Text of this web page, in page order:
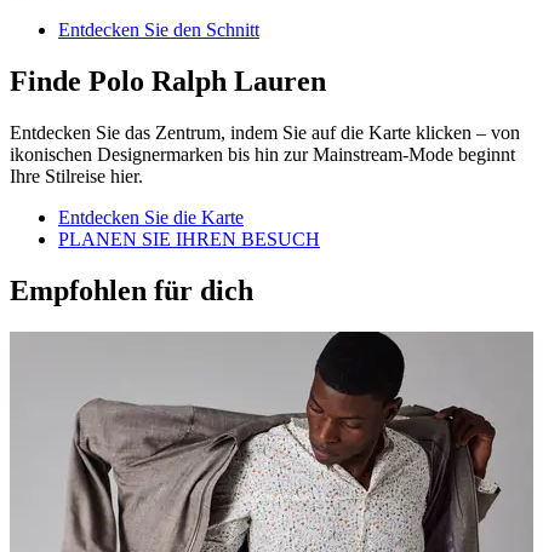
Entdecken Sie den Schnitt
Finde Polo Ralph Lauren
Entdecken Sie das Zentrum, indem Sie auf die Karte klicken – von
ikonischen Designermarken bis hin zur Mainstream-Mode beginnt
Ihre Stilreise hier.
Entdecken Sie die Karte
PLANEN SIE IHREN BESUCH
Empfohlen für dich